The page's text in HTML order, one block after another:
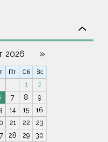
2026 »
Пт Сб Вс
1
2
7 8
9
14 15
16
21 22
23
28 29
30